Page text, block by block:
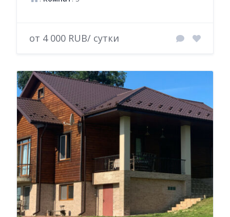
от 4 000 RUB/ сутки